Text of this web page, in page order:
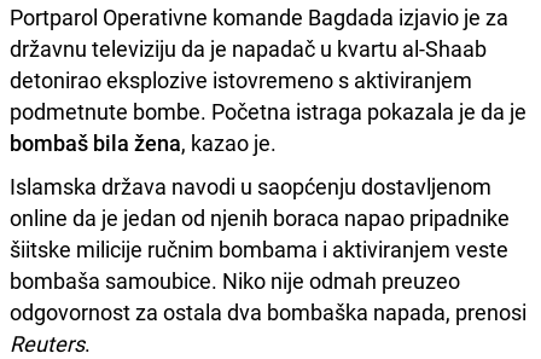
Portparol Operativne komande Bagdada izjavio je za
državnu televiziju da je napadač u kvartu al-Shaab
detonirao eksplozive istovremeno s aktiviranjem
podmetnute bombe. Početna istraga pokazala je da je
bombaš bila žena, kazao je.
Islamska država navodi u saopćenju dostavljenom
online da je jedan od njenih boraca napao pripadnike
šiitske milicije ručnim bombama i aktiviranjem veste
bombaša samoubice. Niko nije odmah preuzeo
odgovornost za ostala dva bombaška napada, prenosi
Reuters.